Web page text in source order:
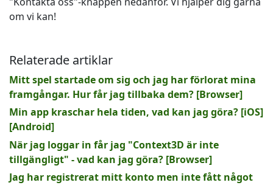
om vi kan!
Relaterade artiklar
Mitt spel startade om sig och jag har förlorat mina
framgångar. Hur får jag tillbaka dem? [Browser]
Min app kraschar hela tiden, vad kan jag göra? [iOS]
[Android]
När jag loggar in får jag "Context3D är inte
tillgängligt" - vad kan jag göra? [Browser]
Jag har registrerat mitt konto men inte fått något